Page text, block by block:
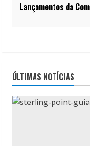
Lançamentos da
ÚLTIMAS NOTÍCIAS